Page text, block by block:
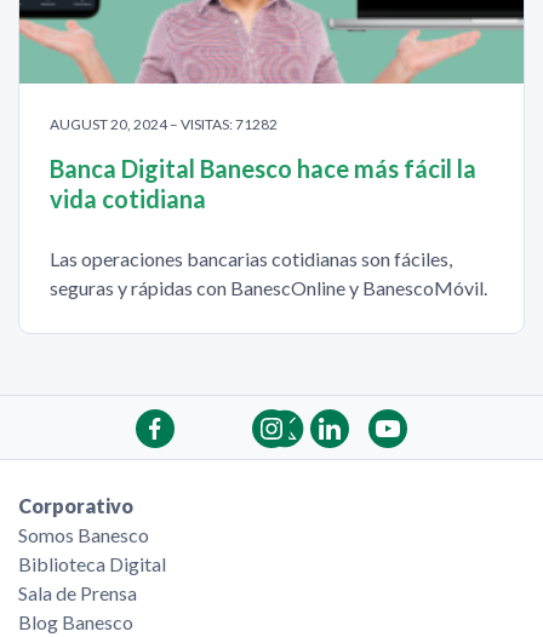
AUGUST 20, 2024 – VISITAS: 71282
Banca Digital Banesco hace más fácil la
vida cotidiana
Las operaciones bancarias cotidianas son fáciles,
seguras y rápidas con BanescOnline y BanescoMóvil.
Corporativo
Somos Banesco
Biblioteca Digital
Sala de Prensa
Blog Banesco